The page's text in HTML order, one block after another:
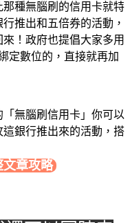
種無腦刷的信用卡就特
推出和五倍券的活動，
！政府也提倡大家多用
定數位的，直接就再加
無腦刷信用卡」你可以
銀行推出來的活動，搭
文章攻略